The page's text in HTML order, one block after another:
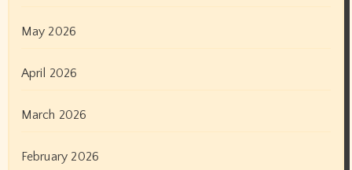
May 2026
April 2026
March 2026
February 2026